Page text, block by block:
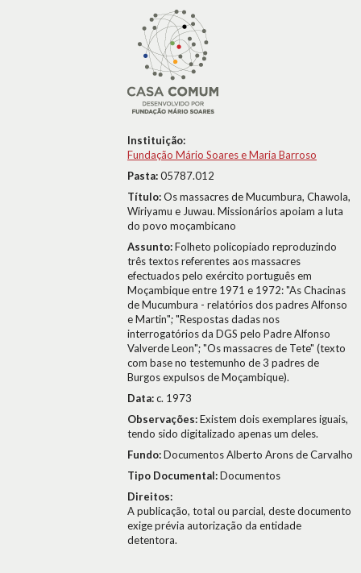
Instituição:
Fundação Mário Soares e Maria Barroso
Pasta:05787.012
Título:Os massacres de Mucumbura, Chawola,
Wiriyamu e Juwau. Missionários apoiam a luta
do povo moçambicano
Assunto:Folheto policopiado reproduzindo
três textos referentes aos massacres
efectuados pelo exército português em
Moçambique entre 1971 e 1972: "As Chacinas
de Mucumbura - relatórios dos padres Alfonso
e Martin"; "Respostas dadas nos
interrogatórios da DGS pelo Padre Alfonso
Valverde Leon"; "Os massacres de Tete" (texto
com base no testemunho de 3 padres de
Burgos expulsos de Moçambique).
Data:c. 1973
Observações:Existem dois exemplares iguais,
tendo sido digitalizado apenas um deles.
Fundo:Documentos Alberto Arons de Carvalho
Tipo Documental:Documentos
Direitos:
A publicação, total ou parcial, deste documento
exige prévia autorização da entidade
detentora.